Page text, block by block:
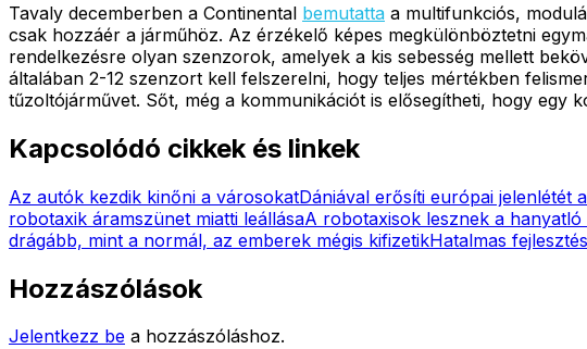
Tavaly decemberben a Continental bemutatta a multifunkciós,
csak hozzáér a járműhöz. Az érzékelő képes megkülönböztetni
rendelkezésre olyan szenzorok, amelyek a kis sebesség mellett
általában 2-12 szenzort kell felszerelni, hogy teljes mértékben
tűzoltójárművet. Sőt, még a kommunikációt is elősegítheti, hogy egy
Kapcsolódó cikkek és linkek
Az autók kezdik kinőni a városokatDániával erősíti európai jelenlétét
robotaxik áramszünet miatti leállásaA robotaxisok lesznek a
drágább, mint a normál, az emberek mégis kifizetikHatalmas
Hozzászólások
Jelentkezz be a hozzászóláshoz.